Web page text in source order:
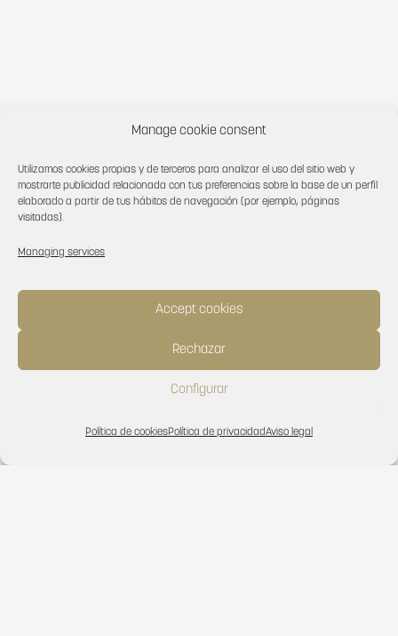
Manage cookie consent
Utilizamos cookies propias y de terceros para analizar el uso del sitio web y
mostrarte publicidad relacionada con tus preferencias sobre la base de un perfil
elaborado a partir de tus hábitos de navegación (por ejemplo, páginas
visitadas).
Managing services
Accept cookies
Rechazar
Configurar
Política de cookiesPolítica de privacidadAviso legal
How can we help you?